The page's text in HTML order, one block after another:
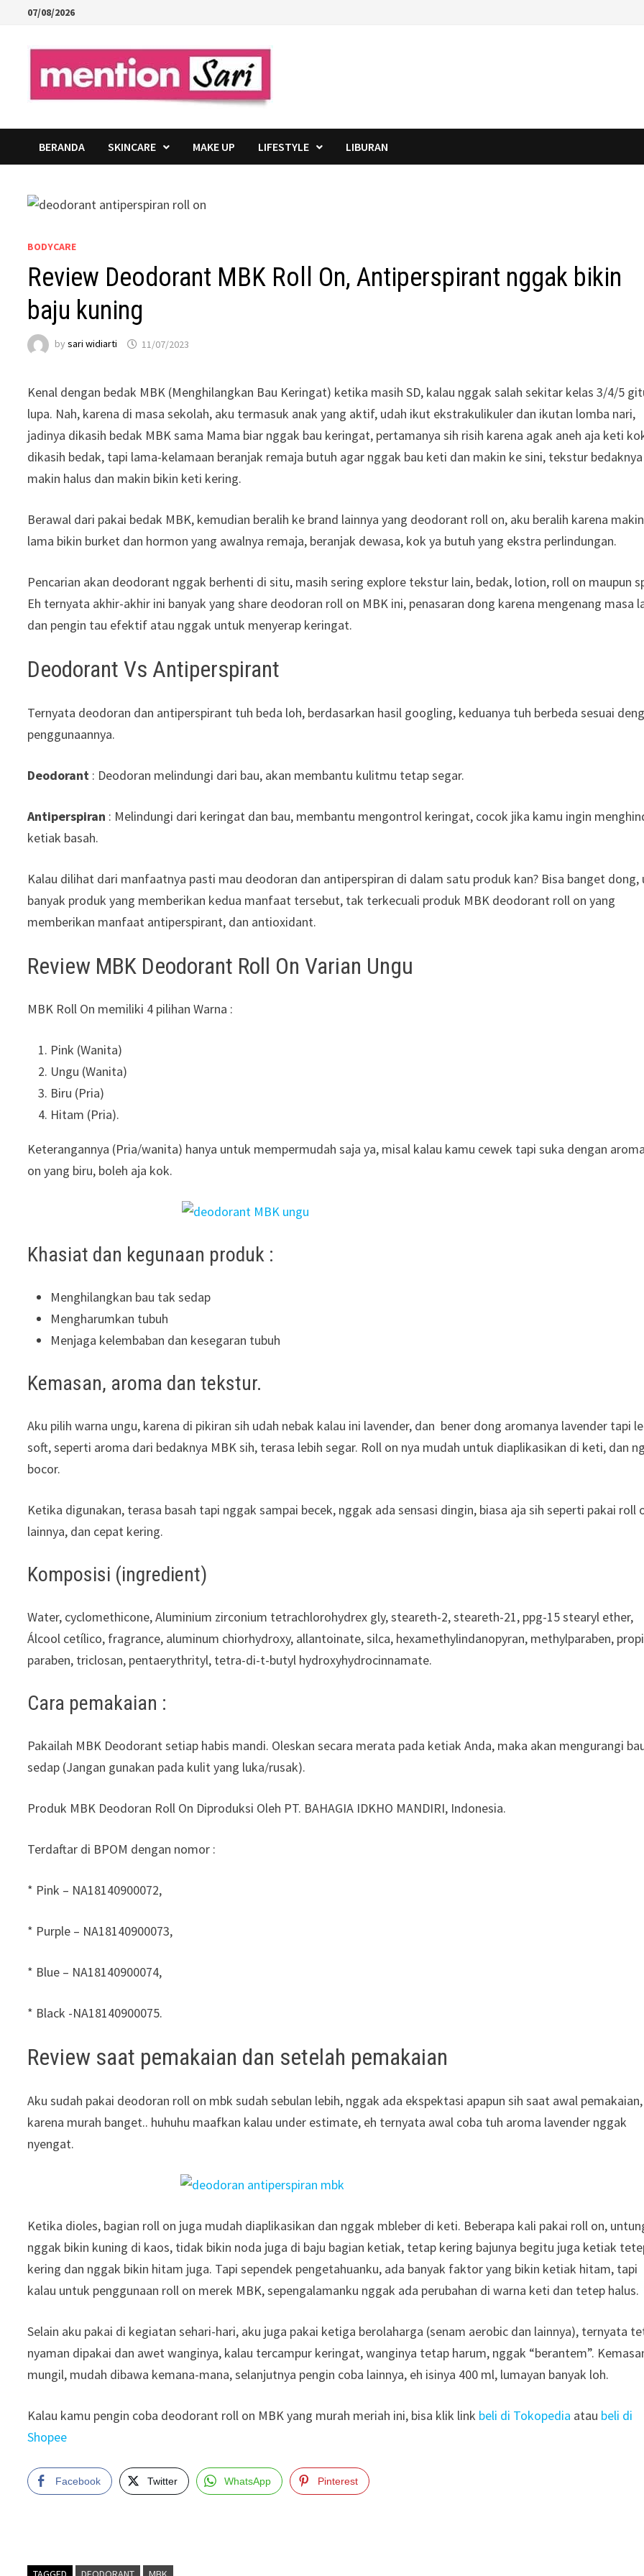
content
07/08/2026
BERANDA SKINCARE MAKE UP LIFESTYLE LIBURAN
BODYCARE
Review Deodorant MBK Roll On, Antiperspirant nggak bikin
baju kuning
bysari widiarti 11/07/2023
Kenal dengan bedak MBK (Menghilangkan Bau Keringat) ketika masih SD, kalau nggak salah sekitar kelas 3/4/5
lupa. Nah, karena di masa sekolah, aku termasuk anak yang aktif, udah ikut ekstrakulikuler dan ikutan lomba nari,
jadinya dikasih bedak MBK sama Mama biar nggak bau keringat, pertamanya sih risih karena agak aneh aja keti
dikasih bedak, tapi lama-kelamaan beranjak remaja butuh agar nggak bau keti dan makin ke sini, tekstur bedaknya
makin halus dan makin bikin keti kering.
Berawal dari pakai bedak MBK, kemudian beralih ke brand lainnya yang deodorant roll on, aku beralih karena makin
lama bikin burket dan hormon yang awalnya remaja, beranjak dewasa, kok ya butuh yang ekstra perlindungan.
Pencarian akan deodorant nggak berhenti di situ, masih sering explore tekstur lain, bedak, lotion, roll on maupun
Eh ternyata akhir-akhir ini banyak yang share deodoran roll on MBK ini, penasaran dong karena mengenang masa
dan pengin tau efektif atau nggak untuk menyerap keringat.
Deodorant Vs Antiperspirant
Ternyata deodoran dan antiperspirant tuh beda loh, berdasarkan hasil googling, keduanya tuh berbeda sesuai
penggunaannya.
Deodorant : Deodoran melindungi dari bau, akan membantu kulitmu tetap segar.
Antiperspiran : Melindungi dari keringat dan bau, membantu mengontrol keringat, cocok jika kamu ingin
ketiak basah.
Kalau dilihat dari manfaatnya pasti mau deodoran dan antiperspiran di dalam satu produk kan? Bisa banget dong,
banyak produk yang memberikan kedua manfaat tersebut, tak terkecuali produk MBK deodorant roll on yang
memberikan manfaat antiperspirant, dan antioxidant.
Review MBK Deodorant Roll On Varian Ungu
MBK Roll On memiliki 4 pilihan Warna :
Pink (Wanita)
Ungu (Wanita)
Biru (Pria)
Hitam (Pria).
Keterangannya (Pria/wanita) hanya untuk mempermudah saja ya, misal kalau kamu cewek tapi suka dengan
on yang biru, boleh aja kok.
Khasiat dan kegunaan produk :
Menghilangkan bau tak sedap
Mengharumkan tubuh
Menjaga kelembaban dan kesegaran tubuh
Kemasan, aroma dan tekstur.
Aku pilih warna ungu, karena di pikiran sih udah nebak kalau ini lavender, dan bener dong aromanya lavender tapi
soft, seperti aroma dari bedaknya MBK sih, terasa lebih segar. Roll on nya mudah untuk diaplikasikan di keti, dan
bocor.
Ketika digunakan, terasa basah tapi nggak sampai becek, nggak ada sensasi dingin, biasa aja sih seperti pakai roll
lainnya, dan cepat kering.
Komposisi (ingredient)
Water, cyclomethicone, Aluminium zirconium tetrachlorohydrex gly, steareth-2, steareth-21, ppg-15 stearyl ether,
Álcool cetílico, fragrance, aluminum chiorhydroxy, allantoinate, silca, hexamethylindanopyran, methylparaben,
paraben, triclosan, pentaerythrityl, tetra-di-t-butyl hydroxyhydrocinnamate.
Cara pemakaian :
Pakailah MBK Deodorant setiap habis mandi. Oleskan secara merata pada ketiak Anda, maka akan mengurangi
sedap (Jangan gunakan pada kulit yang luka/rusak).
Produk MBK Deodoran Roll On Diproduksi Oleh PT. BAHAGIA IDKHO MANDIRI, Indonesia.
Terdaftar di BPOM dengan nomor :
* Pink – NA18140900072,
* Purple – NA18140900073,
* Blue – NA18140900074,
* Black -NA18140900075.
Review saat pemakaian dan setelah pemakaian
Aku sudah pakai deodoran roll on mbk sudah sebulan lebih, nggak ada ekspektasi apapun sih saat awal pemakaian,
karena murah banget.. huhuhu maafkan kalau under estimate, eh ternyata awal coba tuh aroma lavender nggak
nyengat.
Ketika dioles, bagian roll on juga mudah diaplikasikan dan nggak mbleber di keti. Beberapa kali pakai roll on,
nggak bikin kuning di kaos, tidak bikin noda juga di baju bagian ketiak, tetap kering bajunya begitu juga ketiak
kering dan nggak bikin hitam juga. Tapi sependek pengetahuanku, ada banyak faktor yang bikin ketiak hitam, tapi
kalau untuk penggunaan roll on merek MBK, sepengalamanku nggak ada perubahan di warna keti dan tetep halus.
Selain aku pakai di kegiatan sehari-hari, aku juga pakai ketiga berolaharga (senam aerobic dan lainnya), ternyata
nyaman dipakai dan awet wanginya, kalau tercampur keringat, wanginya tetap harum, nggak “berantem”.
mungil, mudah dibawa kemana-mana, selanjutnya pengin coba lainnya, eh isinya 400 ml, lumayan banyak loh.
Kalau kamu pengin coba deodorant roll on MBK yang murah meriah ini, bisa klik link beli di Tokopedia atau beli di
Shopee
Facebook Twitter WhatsApp Pinterest